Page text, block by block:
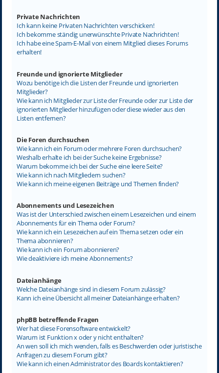
Private Nachrichten
Ich kann keine Privaten Nachrichten verschicken!
Ich bekomme ständig unerwünschte Private Nachrichten!
Ich habe eine Spam-E-Mail von einem Mitglied dieses Forums
erhalten!
Freunde und ignorierte Mitglieder
Wozu benötige ich die Listen der Freunde und ignorierten
Mitglieder?
Wie kann ich Mitglieder zur Liste der Freunde oder zur Liste der
ignorierten Mitglieder hinzufügen oder diese wieder aus den
Listen entfernen?
Die Foren durchsuchen
Wie kann ich ein Forum oder mehrere Foren durchsuchen?
Weshalb erhalte ich bei der Suche keine Ergebnisse?
Warum bekomme ich bei der Suche eine leere Seite?
Wie kann ich nach Mitgliedern suchen?
Wie kann ich meine eigenen Beiträge und Themen finden?
Abonnements und Lesezeichen
Was ist der Unterschied zwischen einem Lesezeichen und einem
Abonnements für ein Thema oder Forum?
Wie kann ich ein Lesezeichen auf ein Thema setzen oder ein
Thema abonnieren?
Wie kann ich ein Forum abonnieren?
Wie deaktiviere ich meine Abonnements?
Dateianhänge
Welche Dateianhänge sind in diesem Forum zulässig?
Kann ich eine Übersicht all meiner Dateianhänge erhalten?
phpBB betreffende Fragen
Wer hat diese Forensoftware entwickelt?
Warum ist Funktion x oder y nicht enthalten?
An wen soll ich mich wenden, falls es Beschwerden oder juristische
Anfragen zu diesem Forum gibt?
Wie kann ich einen Administrator des Boards kontaktieren?